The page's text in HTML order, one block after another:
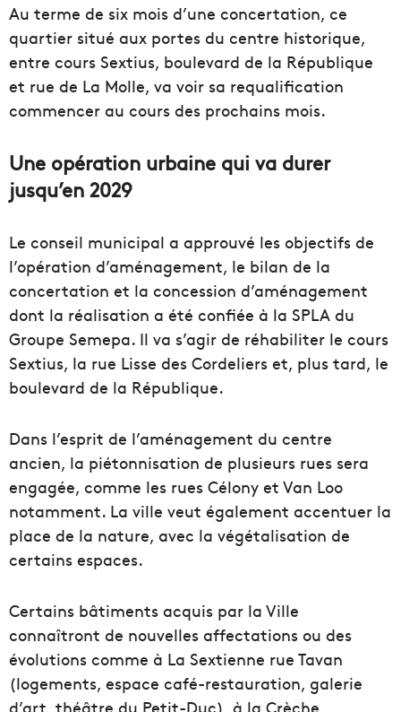
Au terme de six mois d’une concertation, ce
quartier situé aux portes du centre historique,
entre cours Sextius, boulevard de la République
et rue de La Molle, va voir sa requalification
commencer au cours des prochains mois.
Une opération urbaine qui va durer
jusqu’en 2029
Le conseil municipal a approuvé les objectifs de
l’opération d’aménagement, le bilan de la
concertation et la concession d’aménagement
dont la réalisation a été confiée à la SPLA du
Groupe Semepa. Il va s’agir de réhabiliter le cours
Sextius, la rue Lisse des Cordeliers et, plus tard, le
boulevard de la République.
Dans l’esprit de l’aménagement du centre
ancien, la piétonnisation de plusieurs rues sera
engagée, comme les rues Célony et Van Loo
notamment. La ville veut également accentuer la
place de la nature, avec la végétalisation de
certains espaces.
Certains bâtiments acquis par la Ville
connaîtront de nouvelles affectations ou des
évolutions comme à La Sextienne rue Tavan
(logements, espace café-restauration, galerie
d’art, théâtre du Petit-Duc), à la Crèche